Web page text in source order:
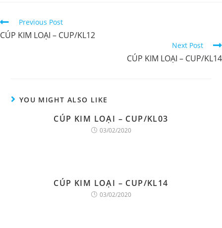
Continue
Reading
Previous Post
CÚP KIM LOẠI – CUP/KL12
Next Post
CÚP KIM LOẠI – CUP/KL14
YOU MIGHT ALSO LIKE
CÚP KIM LOẠI – CUP/KL03
03/02/2020
CÚP KIM LOẠI – CUP/KL14
03/02/2020